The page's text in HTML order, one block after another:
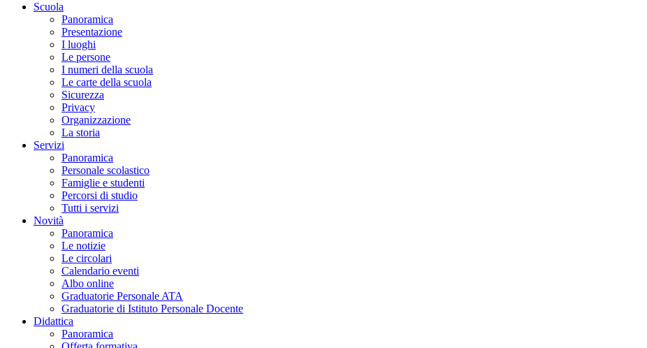
Scuola
Panoramica
Presentazione
I luoghi
Le persone
I numeri della scuola
Le carte della scuola
Sicurezza
Privacy
Organizzazione
La storia
Servizi
Panoramica
Personale scolastico
Famiglie e studenti
Percorsi di studio
Tutti i servizi
Novità
Panoramica
Le notizie
Le circolari
Calendario eventi
Albo online
Graduatorie Personale ATA
Graduatorie di Istituto Personale Docente
Didattica
Panoramica